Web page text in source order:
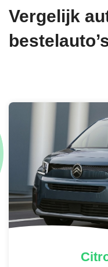
Vergelijk auto's in het